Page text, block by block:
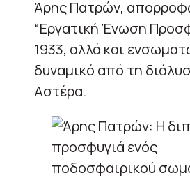
Άρης Πατρών,
“Εργατική Ένωση
1933, αλλά και
δυναμικό από τη
Αστέρα.